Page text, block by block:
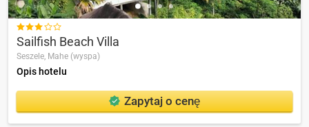

Sailfish Beach Villa
Seszele, Mahe (wyspa)
Opis hotelu
Zapytaj o cenę